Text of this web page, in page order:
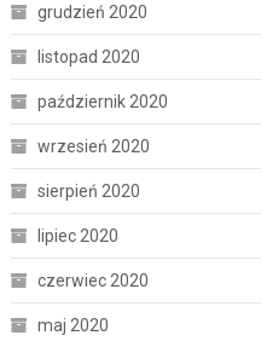
grudzień 2020
listopad 2020
październik 2020
wrzesień 2020
sierpień 2020
lipiec 2020
czerwiec 2020
maj 2020